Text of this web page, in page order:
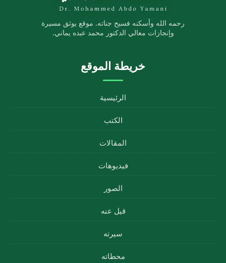
رحمه الله وأسكنه فسيح جناته. موقع يوثق مسيرة
وإنجازات معالي الدكتور محمد عبده يماني.
خريطة الموقع
الرئيسية
الكتب
المقالات
فيديوهات
الصور
قيل عنه
سيرته
محطاته